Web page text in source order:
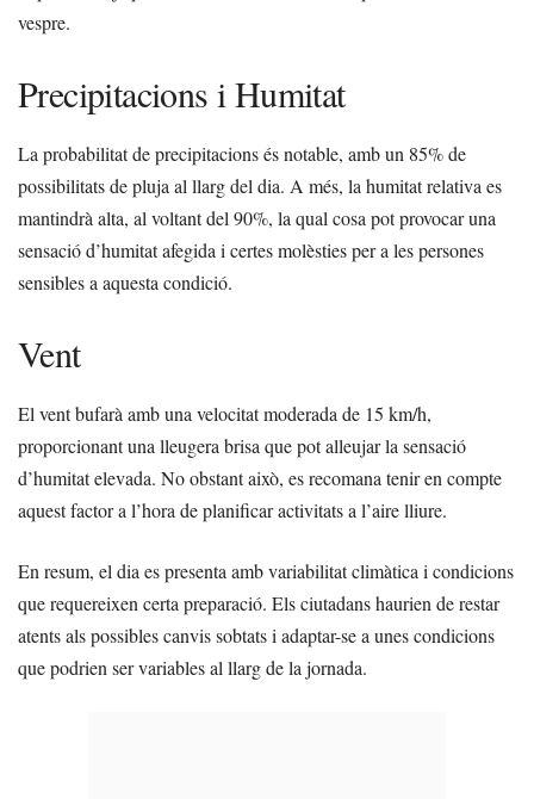
vespre.
Precipitacions i Humitat
La probabilitat de precipitacions és notable, amb un 85% de
possibilitats de pluja al llarg del dia. A més, la humitat relativa es
mantindrà alta, al voltant del 90%, la qual cosa pot provocar una
sensació d’humitat afegida i certes molèsties per a les persones
sensibles a aquesta condició.
Vent
El vent bufarà amb una velocitat moderada de 15 km/h,
proporcionant una lleugera brisa que pot alleujar la sensació
d’humitat elevada. No obstant això, es recomana tenir en compte
aquest factor a l’hora de planificar activitats a l’aire lliure.
En resum, el dia es presenta amb variabilitat climàtica i condicions
que requereixen certa preparació. Els ciutadans haurien de restar
atents als possibles canvis sobtats i adaptar-se a unes condicions
que podrien ser variables al llarg de la jornada.